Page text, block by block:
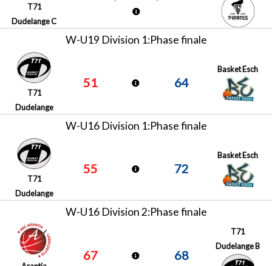
T71
Dudelange C
W-U19 Division 1:Phase finale
T71
Dudelange
51 64
Basket Esch
W-U16 Division 1:Phase finale
T71
Dudelange
55 72
Basket Esch
W-U16 Division 2:Phase finale
67 68
T71
Dudelange B